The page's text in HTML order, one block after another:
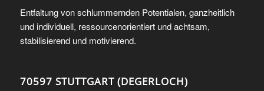
Entfaltung von schlummernden Potentialen, ganzheitlich
und individuell, ressourcenorientiert und achtsam,
stabilisierend und motivierend.
70597 STUTTGART (DEGERLOCH)